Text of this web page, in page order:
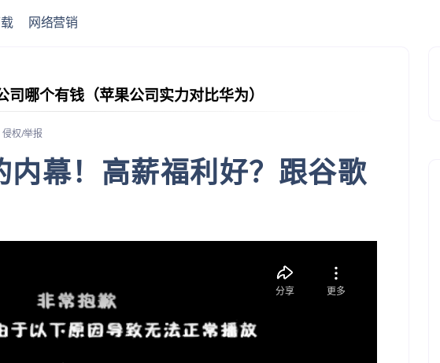
网络营销
司哪个有钱（苹果公司实力对比华为）
侵权/举报
内幕！高薪福利好？跟谷歌